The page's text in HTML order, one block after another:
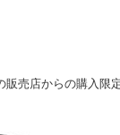
売店からの購入限